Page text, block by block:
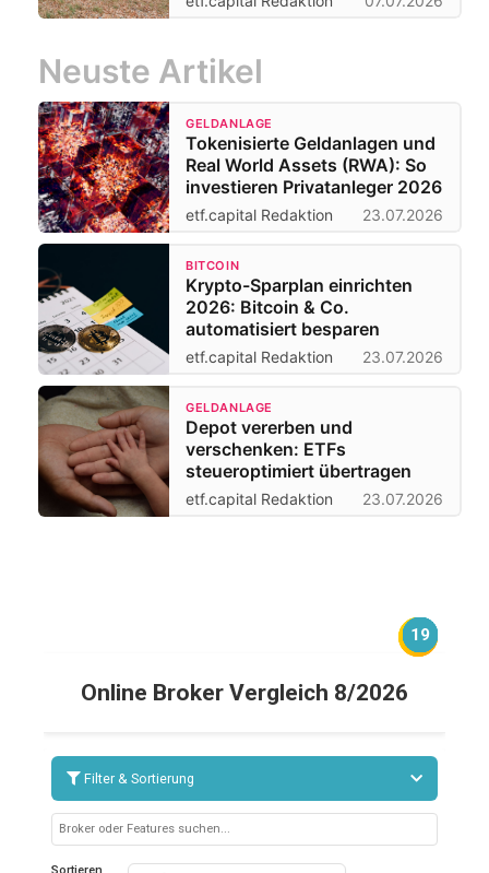
Neuste Artikel
GELDANLAGE
Tokenisierte Geldanlagen und
Real World Assets (RWA): So
investieren Privatanleger 2026
etf.capital Redaktion 23.07.2026
BITCOIN
Krypto-Sparplan einrichten
2026: Bitcoin & Co.
automatisiert besparen
etf.capital Redaktion 23.07.2026
GELDANLAGE
Depot vererben und
verschenken: ETFs
steueroptimiert übertragen
etf.capital Redaktion 23.07.2026